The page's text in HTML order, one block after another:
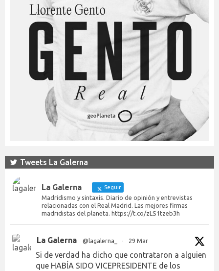
Tweets La Galerna
La Galerna Seguir
Madridismo y sintaxis. Diario de opinión y entrevistas
relacionadas con el Real Madrid. Las mejores firmas
madridistas del planeta. https://t.co/zLS1tzeb3h
La Galerna @lagalerna_ · 29 Mar
Si de verdad ha dicho que contrataron a alguien
que HABÍA SIDO VICEPRESIDENTE de los